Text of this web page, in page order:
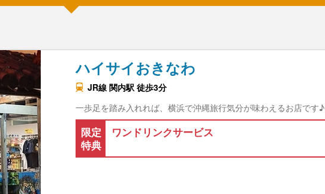
ハイサイおきなわ
JR線 関内駅 徒歩3分
一歩足を踏み入れれば、横浜で沖縄旅行気分が味わえるお店です♪
限定
特典
ワンドリンクサービス